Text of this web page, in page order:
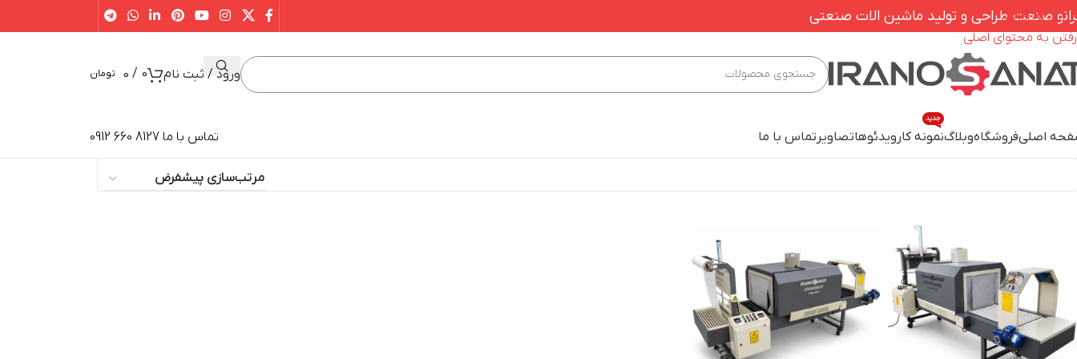
عبور به ناوبری
رفتن به محتوای اصلی
صنعت طراحی و تولید ماشین الات صنعتی
ورود / ثبت نام 0
/ تومان 0
اصلیفروشگاهوبلاگنمونه کار
جدید
ویدئوهاتصاویر تماس با ما تماس با ما 8127 660 0912